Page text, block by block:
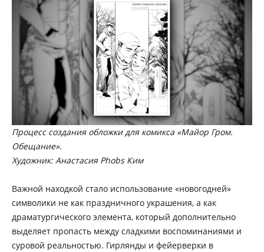
Процесс создания обложки для комикса «Майор Гром.
Обещание».
Художник: Анастасия Phobs Ким
Важной находкой стало использование «новогодней»
символики не как праздничного украшения, а как
драматургического элемента, который дополнительно
выделяет пропасть между сладкими воспоминаниями и
суровой реальностью. Гирлянды и фейерверки в